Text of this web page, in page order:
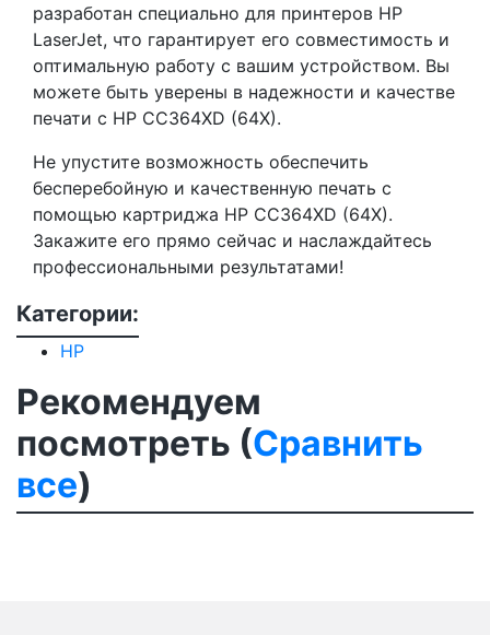
разработан специально для принтеров HP
LaserJet, что гарантирует его совместимость и
оптимальную работу с вашим устройством. Вы
можете быть уверены в надежности и качестве
печати с HP CC364XD (64X).
Не упустите возможность обеспечить
бесперебойную и качественную печать с
помощью картриджа HP CC364XD (64X).
Закажите его прямо сейчас и наслаждайтесь
профессиональными результатами!
Категории:
HP
Рекомендуем
посмотреть (Сравнить
все)